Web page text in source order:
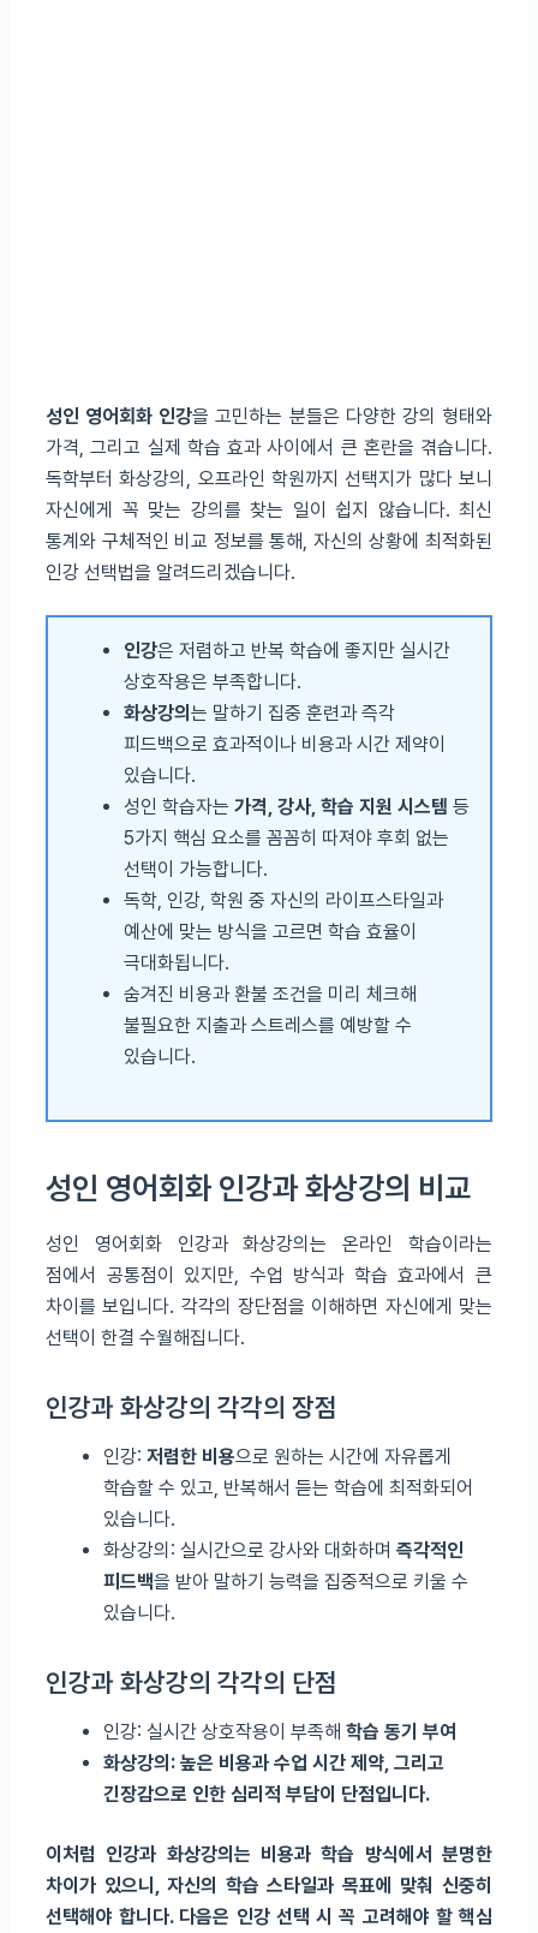
성인 영어회화 인강을 고민하는 분들은 다양한 강의 형태와
가격, 그리고 실제 학습 효과 사이에서 큰 혼란을 겪습니다.
독학부터 화상강의, 오프라인 학원까지 선택지가 많다 보니
자신에게 꼭 맞는 강의를 찾는 일이 쉽지 않습니다. 최신
통계와 구체적인 비교 정보를 통해, 자신의 상황에 최적화된
인강 선택법을 알려드리겠습니다.
인강은 저렴하고 반복 학습에 좋지만 실시간
상호작용은 부족합니다.
화상강의 는 말하기 집중 훈련과 즉각
피드백으로 효과적이나 비용과 시간 제약이
있습니다.
성인 학습자는 가격, 강사, 학습 지원 시스템 등
5가지 핵심 요소를 꼼꼼히 따져야 후회 없는
선택이 가능합니다.
독학, 인강, 학원 중 자신의 라이프스타일과
예산에 맞는 방식을 고르면 학습 효율이
극대화됩니다.
숨겨진 비용과 환불 조건을 미리 체크해
불필요한 지출과 스트레스를 예방할 수
있습니다.
성인 영어회화 인강과 화상강의 비교
성인 영어회화 인강과 화상강의는 온라인 학습이라는
점에서 공통점이 있지만, 수업 방식과 학습 효과에서 큰
차이를 보입니다. 각각의 장단점을 이해하면 자신에게 맞는
선택이 한결 수월해집니다.
인강과 화상강의 각각의 장점
인강: 저렴한 비용으로 원하는 시간에 자유롭게
학습할 수 있고, 반복해서 듣는 학습에 최적화되어
있습니다.
화상강의: 실시간으로 강사와 대화하며 즉각적인
피드백을 받아 말하기 능력을 집중적으로 키울 수
있습니다.
인강과 화상강의 각각의 단점
인강: 실시간 상호작용이 부족해 학습 동기 부여
화상강의: 높은 비용과 수업 시간 제약, 그리고
긴장감으로 인한 심리적 부담이 단점입니다.
이처럼 인강과 화상강의는 비용과 학습 방식에서 분명한
차이가 있으니, 자신의 학습 스타일과 목표에 맞춰 신중히
선택해야 합니다. 다음은 인강 선택 시 꼭 고려해야 할 핵심